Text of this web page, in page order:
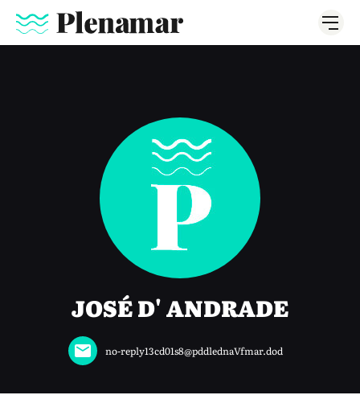
JOSÉ D' ANDRADE
no-reply13cd01s8@pddlednaVfmar.dod